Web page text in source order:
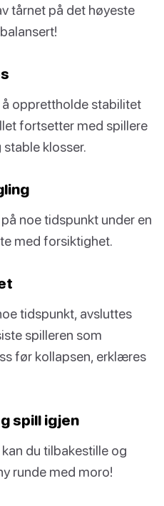
tårnet på det høyeste
opprettholde stabilitet
fortsetter med spillere
klosser.
noe tidspunkt under en
med forsiktighet.
tidspunkt, avsluttes
spilleren som
før kollapsen, erklæres
spill igjen
du tilbakestille og
runde med moro!